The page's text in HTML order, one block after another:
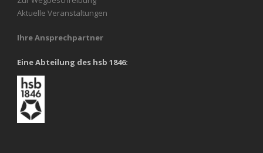
Aktuelle Veranstaltungen
Ihre Ansprechpartner
Eine Abteilung des hsb 1846: